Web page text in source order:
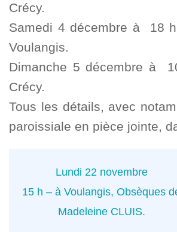
Crécy.
Samedi 4 décembre à 18
Voulangis.
Dimanche 5 décembre à
Crécy.
Tous les détails, avec
paroissiale en pièce jointe,
Lundi 22 novembre
15 h – à Voulangis, Obsèques
Madeleine CLUIS.